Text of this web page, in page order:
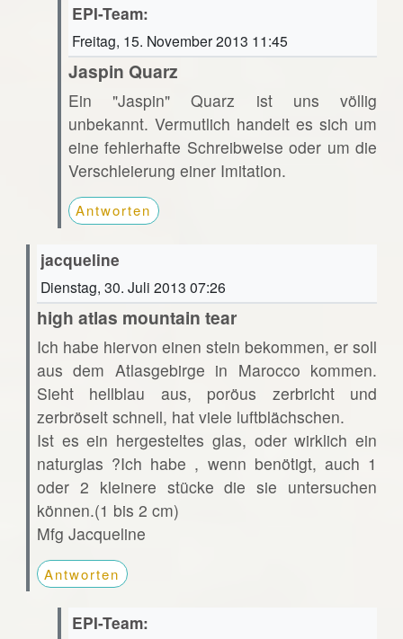
EPI-Team:
Freitag, 15. November 2013 11:45
Jaspin Quarz
Ein "Jaspin" Quarz ist uns völlig
unbekannt. Vermutlich handelt es sich um
eine fehlerhafte Schreibweise oder um die
Verschleierung einer Imitation.
Antworten
jacqueline
Dienstag, 30. Juli 2013 07:26
high atlas mountain tear
Ich habe hiervon einen stein bekommen, er soll
aus dem Atlasgebirge in Marocco kommen.
Sieht hellblau aus, poröus zerbricht und
zerbröselt schnell, hat viele luftblächschen.
Ist es ein hergesteltes glas, oder wirklich ein
naturglas ?Ich habe , wenn benötigt, auch 1
oder 2 kleinere stücke die sie untersuchen
können.(1 bis 2 cm)
Mfg Jacqueline
Antworten
EPI-Team: